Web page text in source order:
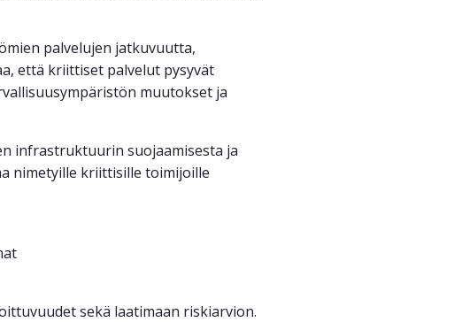
palvelujen jatkuvuutta,
että kriittiset palvelut pysyvät
muutokset ja
infrastruktuurin suojaamisesta ja
nimetyille kriittisille toimijoille
sekä laatimaan riskiarvion.